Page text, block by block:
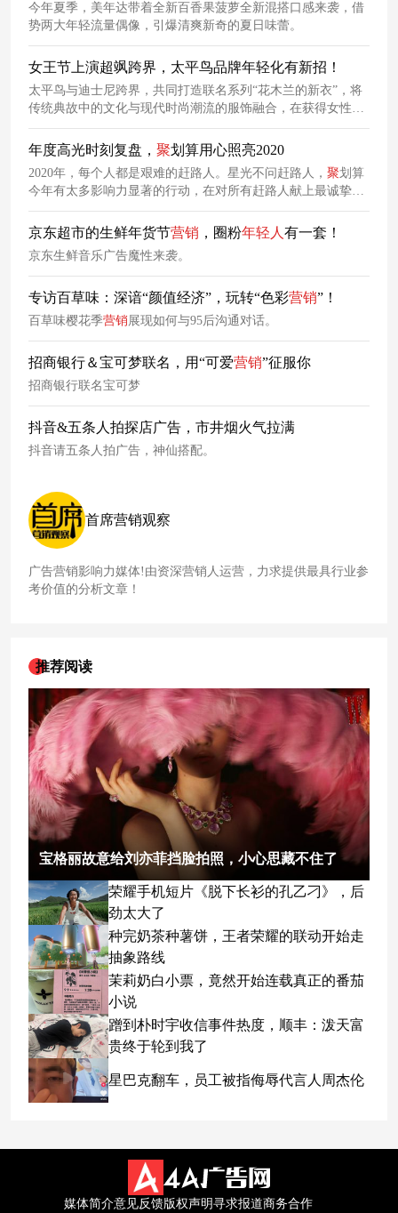
今年夏季，美年达带着全新百香果菠萝全新混搭口感来袭，借
势两大年轻流量偶像，引爆清爽新奇的夏日味蕾。
女王节上演超飒跨界，太平鸟品牌年轻化有新招！
太平鸟与迪士尼跨界，共同打造联名系列“花木兰的新衣”，将
传统典故中的文化与现代时尚潮流的服饰融合，在获得女性群
体认同感的同时，再度把品牌年轻化进程向前推了一步。
年度高光时刻复盘， 聚划算用心照亮2020
2020年，每个人都是艰难的赶路人。星光不问赶路人， 聚划算
今年有太多影响力显著的行动，在对所有赶路人献上最诚挚的
敬意后，一起来看看聚划算这一年是如何持续释放能量和价值
的。
京东超市的生鲜年货节营销 ，圈粉年轻人有一套！
京东生鲜音乐广告魔性来袭。
专访百草味：深谙“颜值经济”，玩转“色彩营销”！
百草味樱花季营销展现如何与95后沟通对话。
招商银行＆宝可梦联名，用“可爱营销”征服你
招商银行联名宝可梦
抖音&五条人拍探店广告，市井烟火气拉满
抖音请五条人拍广告，神仙搭配。
首席营销观察
广告营销影响力媒体!由资深营销人运营，力求提供最具行业参
考价值的分析文章！
推荐阅读
宝格丽故意给刘亦菲挡脸拍照，小心思藏不住了
荣耀手机短片《脱下长衫的孔乙刁》，后
劲太大了
种完奶茶种薯饼，王者荣耀的联动开始走
抽象路线
茉莉奶白小票，竟然开始连载真正的番茄
小说
蹭到朴时宇收信事件热度，顺丰：泼天富
贵终于轮到我了
星巴克翻车，员工被指侮辱代言人周杰伦
媒体简介意见反馈版权声明寻求报道商务合作